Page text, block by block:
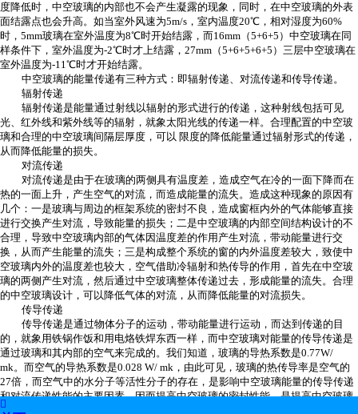
度降低时，中空玻璃的内部也不会产生凝露的现象，同时，在中空玻璃的外表
面结露点也会升高。如当室外风速为5m/s，室内温度20℃，相对湿度为60%
时，5mm玻璃在室外温度为8℃时开始结露，而16mm（5+6+5）中空玻璃在同
样条件下，室外温度为-2℃时才上结露，27mm（5+6+5+6+5）三层中空玻璃在
室外温度为-11℃时才开始结露。
中空玻璃的能量传递有三种方式：即辐射传递、对流传递和传导传递。
辐射传递
辐射传递是能量通过射线以辐射的形式进行的传递，这种射线包括可见
光、红外线和紫外线等的辐射，就象太阳光线的传递一样。合理配置的中空玻
璃和合理的中空玻璃间隔层厚度，可以 限度的降低能量通过辐射形式的传递，
从而降低能量的损失。
对流传递
对流传递是由于在玻璃的两侧具有温度差，造成空气在冷的一面下降而在
热的一面上升，产生空气的对流，而造成能量的流失。造成这种现象的原因有
几个：一是玻璃与周边的框架系统的密封不良，造成窗框内外的气体能够直接
进行交换产生对流，导致能量的损失；二是中空玻璃的内部空间结构设计的不
合理，导致中空玻璃内部的气体因温度差的作用产生对流，带动能量进行交
换，从而产生能量的流失；三是构成整个系统的窗的内外温度差较大，致使中
空玻璃内外的温度差也较大，空气借助冷辐射和热传导的作用，首先在中空玻
璃的两侧产生对流，然后通过中空玻璃整体传递过去，形成能量的流失。合理
的中空玻璃设计，可以降低气体的对流，从而降低能量的对流损失。
传导传递
传导传递是通过物体分子的运动，带动能量进行运动，而达到传递的目
的，就象用铁锅作饭和用电烙铁焊东西一样，而中空玻璃对能量的传导传递是
通过玻璃和其内部的空气来完成的。我们知道，玻璃的导热系数是0.77W/
mk。而空气的导热系数是0.028 W/ mk，由此可见，玻璃的热传导率是空气的
27倍，而空气中的水分子等活性分子的存在，是影响中空玻璃能量的传导传递
和对流传递性能的主要因素，因而提高中空玻璃的密封性能，是提高中空玻璃
隔热性能的重要因素。
